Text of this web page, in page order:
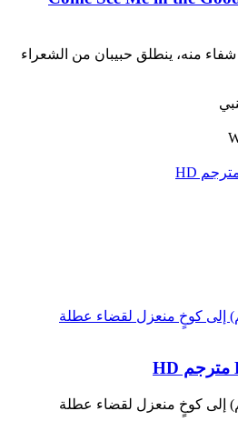
شفاء منه، ينطلق حبيبان من الشعراء
إلى كوخٍ منعزل لقضاء عطلة
إلى كوخٍ منعزل لقضاء عطلة